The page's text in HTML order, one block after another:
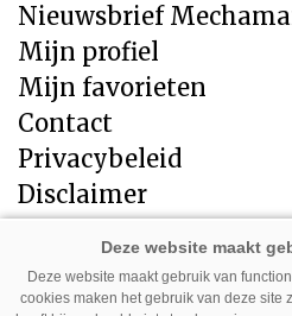
Nieuwsbrief
Mijn profiel
Mijn favorieten
Contact
Privacybeleid
Disclaimer
Direct naar
Deze website maakt gebruik van
cookies maken het gebruik van deze site